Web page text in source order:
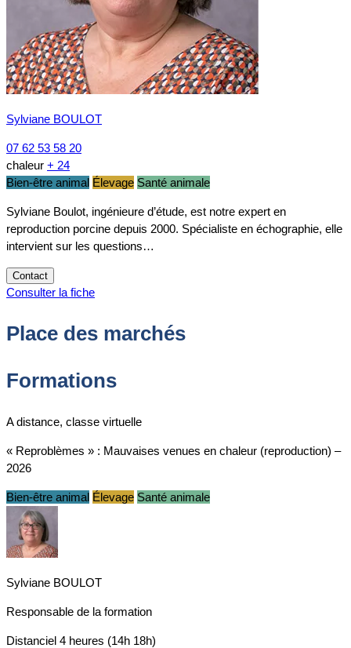
Sylviane BOULOT
07 62 53 58 20
chaleur + 24
Bien-être animal Élevage Santé animale
Sylviane Boulot, ingénieure d’étude, est notre expert en
reproduction porcine depuis 2000. Spécialiste en échographie, elle
intervient sur les questions…
Contact
Consulter la fiche
Place des marchés
Formations
A distance, classe virtuelle
« Reproblèmes » : Mauvaises venues en chaleur (reproduction) –
2026
Bien-être animal Élevage Santé animale
Sylviane BOULOT
Responsable de la formation
Distanciel 4 heures (14h 18h)